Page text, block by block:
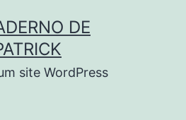
DE
site WordPress